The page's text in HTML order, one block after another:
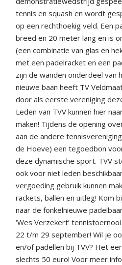
tennis en squash en wordt
op een rechthoekig veld. Een
breed en 20 meter lang en is
(een combinatie van glas en
met een padelracket en een
zijn de wanden onderdeel van
nieuwe baan heeft TV
door als eerste vereniging
Leden van TVV kunnen hier
maken! Tijdens de opening
aan de andere
de Hoeve) een tegoedbon
deze dynamische sport. TVV
ook voor niet leden
vergoeding gebruik kunnen
rackets, ballen en uitleg! Kom
naar de fonkelnieuwe
‘Wes Verzekert’
22 t/m 29 september! Wil je
en/of padellen bij TVV? Het
slechts 50 euro! Voor meer